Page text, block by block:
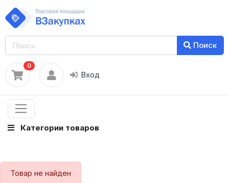
Поиск
0
Вход
Категории товаров
Товар не найден